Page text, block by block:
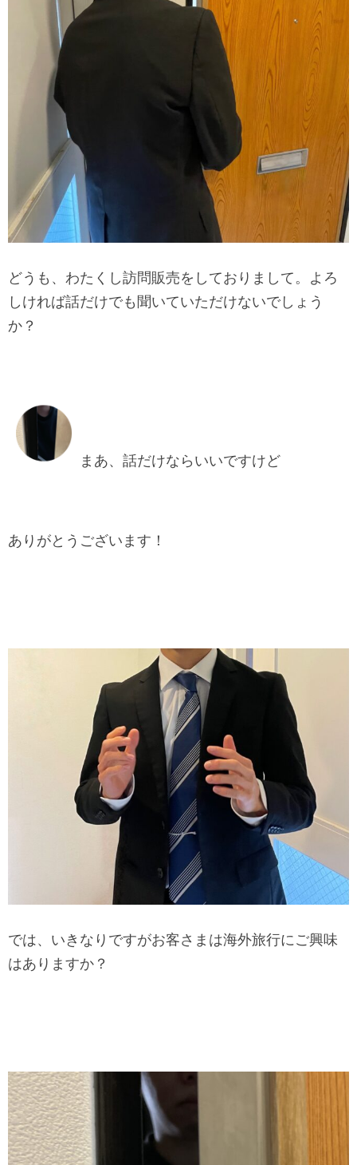
どうも、わたくし訪問販売をしておりまして。よろ
しければ話だけでも聞いていただけないでしょう
か？
まあ、話だけならいいですけど
ありがとうございます！
では、いきなりですがお客さまは海外旅行にご興味
はありますか？